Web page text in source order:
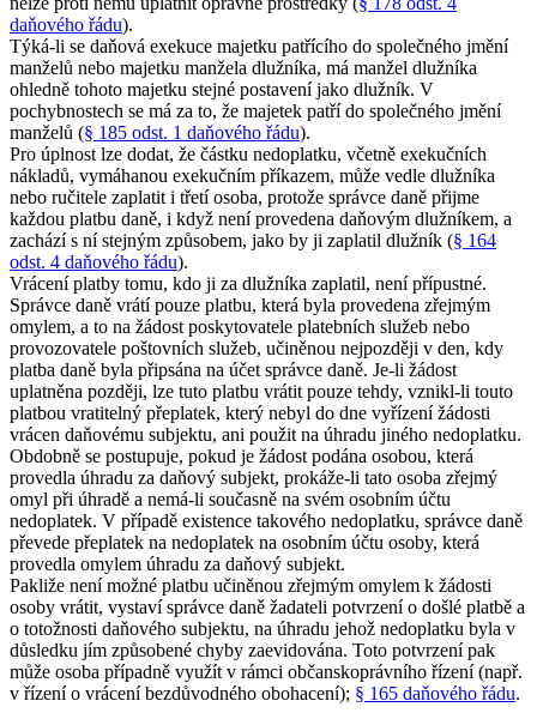
daňového řádu).
Týká-li se daňová exekuce majetku patřícího do společného jmění
manželů nebo majetku manžela dlužníka, má manžel dlužníka
ohledně tohoto majetku stejné postavení jako dlužník. V
pochybnostech se má za to, že majetek patří do společného jmění
manželů (§ 185 odst. 1 daňového řádu).
Pro úplnost lze dodat, že částku nedoplatku, včetně exekučních
nákladů, vymáhanou exekučním příkazem, může vedle dlužníka
nebo ručitele zaplatit i třetí osoba, protože správce daně přijme
každou platbu daně, i když není provedena daňovým dlužníkem, a
zachází s ní stejným způsobem, jako by ji zaplatil dlužník (§ 164
odst. 4 daňového řádu).
Vrácení platby tomu, kdo ji za dlužníka zaplatil, není přípustné.
Správce daně vrátí pouze platbu, která byla provedena zřejmým
omylem, a to na žádost poskytovatele platebních služeb nebo
provozovatele poštovních služeb, učiněnou nejpozději v den, kdy
platba daně byla připsána na účet správce daně. Je-li žádost
uplatněna později, lze tuto platbu vrátit pouze tehdy, vznikl-li touto
platbou vratitelný přeplatek, který nebyl do dne vyřízení žádosti
vrácen daňovému subjektu, ani použit na úhradu jiného nedoplatku.
Obdobně se postupuje, pokud je žádost podána osobou, která
provedla úhradu za daňový subjekt, prokáže-li tato osoba zřejmý
omyl při úhradě a nemá-li současně na svém osobním účtu
nedoplatek. V případě existence takového nedoplatku, správce daně
převede přeplatek na nedoplatek na osobním účtu osoby, která
provedla omylem úhradu za daňový subjekt.
Pakliže není možné platbu učiněnou zřejmým omylem k žádosti
osoby vrátit, vystaví správce daně žadateli potvrzení o došlé platbě a
o totožnosti daňového subjektu, na úhradu jehož nedoplatku byla v
důsledku jím způsobené chyby zaevidována. Toto potvrzení pak
může osoba případně využít v rámci občanskoprávního řízení (např.
v řízení o vrácení bezdůvodného obohacení); § 165 daňového řádu.